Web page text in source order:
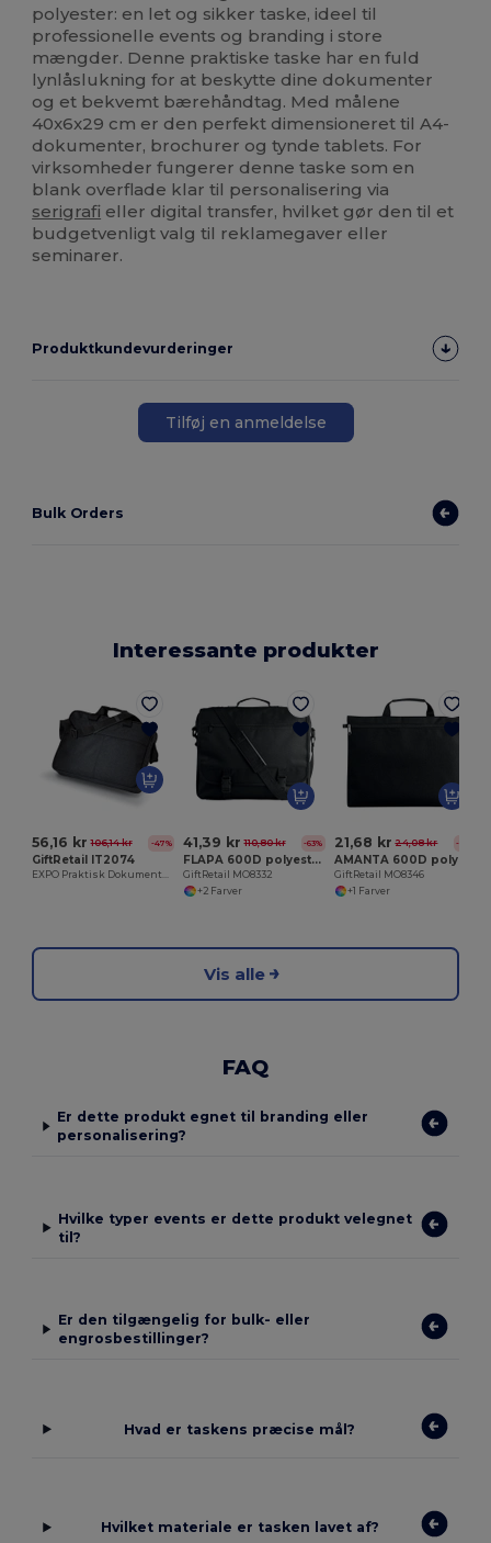
polyester: en let og sikker taske, ideel til
professionelle events og branding i store
mængder. Denne praktiske taske har en fuld
lynlåslukning for at beskytte dine dokumenter
og et bekvemt bærehåndtag. Med målene
40x6x29 cm er den perfekt dimensioneret til A4-
dokumenter, brochurer og tynde tablets. For
virksomheder fungerer denne taske som en
blank overflade klar til personalisering via
serigrafi eller digital transfer, hvilket gør den til et
budgetvenligt valg til reklamegaver eller
seminarer.
Produktkundevurderinger
Tilføj en anmeldelse
Bulk Orders
Interessante produkter
56,16 kr 106,14 kr -47%
GiftRetail IT2074
EXPO Praktisk Dokumentmappe med Justerbar Rem
41,39 kr 110,80 kr -63%
FLAPA 600D polyester dokument taske
GiftRetail MO8332
+2 Farver
21,68 kr 24,08 kr -10%
GiftRetail MO8346
+1 Farver
Vis alle
FAQ
Er dette produkt egnet til branding eller
personalisering?
Hvilke typer events er dette produkt velegnet
til?
Er den tilgængelig for bulk- eller
engrosbestillinger?
Hvad er taskens præcise mål?
Hvilket materiale er tasken lavet af?